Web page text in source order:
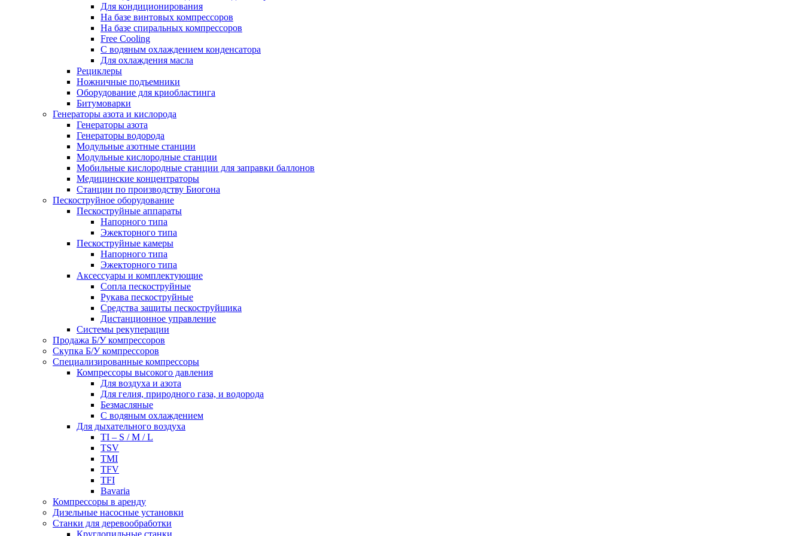
Для кондиционирования
На базе винтовых компрессоров
На базе спиральных компрессоров
Free Cooling
С водяным охлаждением конденсатора
Для охлаждения масла
Рециклеры
Ножничные подъемники
Оборудование для криобластинга
Битумоварки
Генераторы азота и кислорода
Генераторы азота
Генераторы водорода
Модульные азотные станции
Модульные кислородные станции
Мобильные кислородные станции для заправки баллонов
Медицинские концентраторы
Станции по производству Биогона
Пескоструйное оборудование
Пескоструйные аппараты
Напорного типа
Эжекторного типа
Пескоструйные камеры
Напорного типа
Эжекторного типа
Аксессуары и комплектующие
Сопла пескоструйные
Рукава пескоструйные
Средства защиты пескоструйщика
Дистанционное управление
Системы рекуперации
Продажа Б/У компрессоров
Скупка Б/У компрессоров
Специализированные компрессоры
Компрессоры высокого давления
Для воздуха и азота
Для гелия, природного газа, и водорода
Безмасляные
С водяным охлаждением
Для дыхательного воздуха
TI – S / M / L
TSV
TMI
TFV
TFI
Bavaria
Компрессоры в аренду
Дизельные насосные установки
Станки для деревообработки
Круглопильные станки